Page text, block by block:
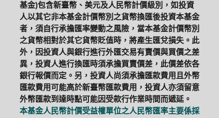
基金)包含新臺幣、美元及人民幣計價級別，如投資
人以其它非本基金計價幣別之貨幣換匯後投資本基金
者，須自行承擔匯率變動之風險，當本基金計價幣別
之貨幣相對於其它貨幣貶值時，將產生匯兌損失。此
外，因投資人與銀行進行外匯交易有賣價與買價之差
異，投資人進行換匯時須承擔買賣價差，此價差依各
銀行報價而定。另，投資人尚須承擔匯款費用且外幣
匯款費用可能高於新臺幣匯款費用，投資人亦須留意
外幣匯款到達時點可能因受款行作業時間而遞延。
本基金人民幣計價受益權單位之人民幣匯率主要係採